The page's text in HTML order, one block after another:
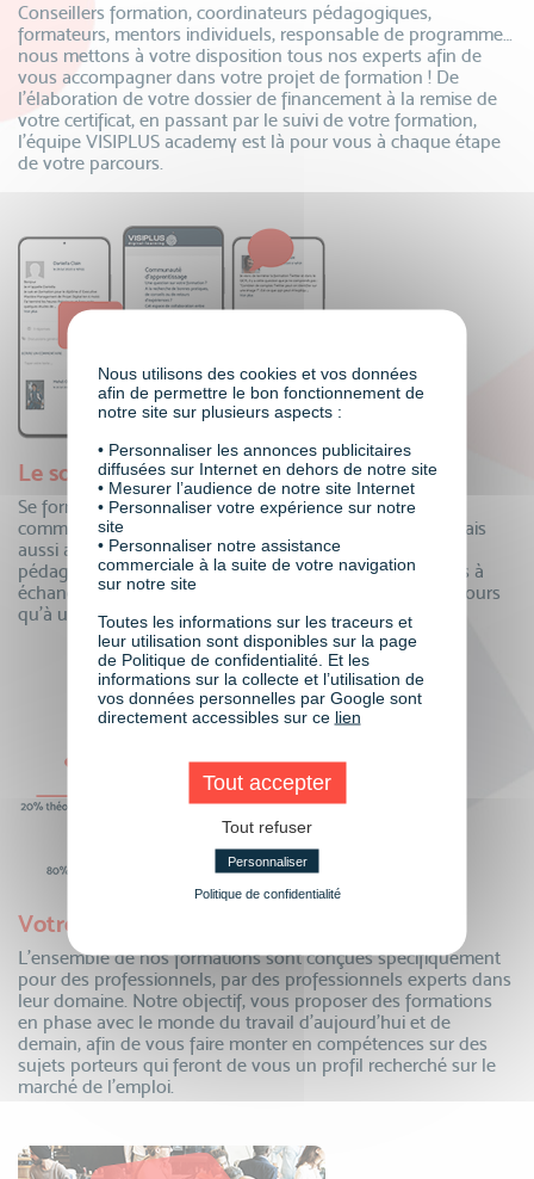
Conseillers formation, coordinateurs pédagogiques,
formateurs, mentors individuels, responsable de programme…
nous mettons à votre disposition tous nos experts afin de
vous accompagner dans votre projet de formation ! De
l’élaboration de votre dossier de financement à la remise de
votre certificat, en passant par le suivi de votre formation,
l’équipe VISIPLUS academy est là pour vous à chaque étape
de votre parcours.
Le soutien de toute une communauté
Se former à distance oui, mais auprès de toute une
communauté ! Echangez au quotidien avec vos pairs, mais
aussi avec vos formateurs et toute notre équipe
pédagogique. Questions, partage de connaissances, tips à
échanger…la communauté VISIPLUS academy n’est toujours
qu’à un clic pour partager !
Votre employabilité renforcée
L’ensemble de nos formations sont conçues spécifiquement
pour des professionnels, par des professionnels experts dans
leur domaine. Notre objectif, vous proposer des formations
en phase avec le monde du travail d’aujourd’hui et de
demain, afin de vous faire monter en compétences sur des
sujets porteurs qui feront de vous un profil recherché sur le
marché de l’emploi.
Nous utilisons des cookies et vos données
afin de permettre le bon fonctionnement de
notre site sur plusieurs aspects :
• Personnaliser les annonces publicitaires
diffusées sur Internet en dehors de notre site
• Mesurer l’audience de notre site Internet
• Personnaliser votre expérience sur notre
site
• Personnaliser notre assistance
commerciale à la suite de votre navigation
sur notre site
Toutes les informations sur les traceurs et
leur utilisation sont disponibles sur la page
de Politique de confidentialité. Et les
informations sur la collecte et l’utilisation de
vos données personnelles par Google sont
directement accessibles sur ce lien
Tout accepter
Tout refuser
Personnaliser
Politique de confidentialité